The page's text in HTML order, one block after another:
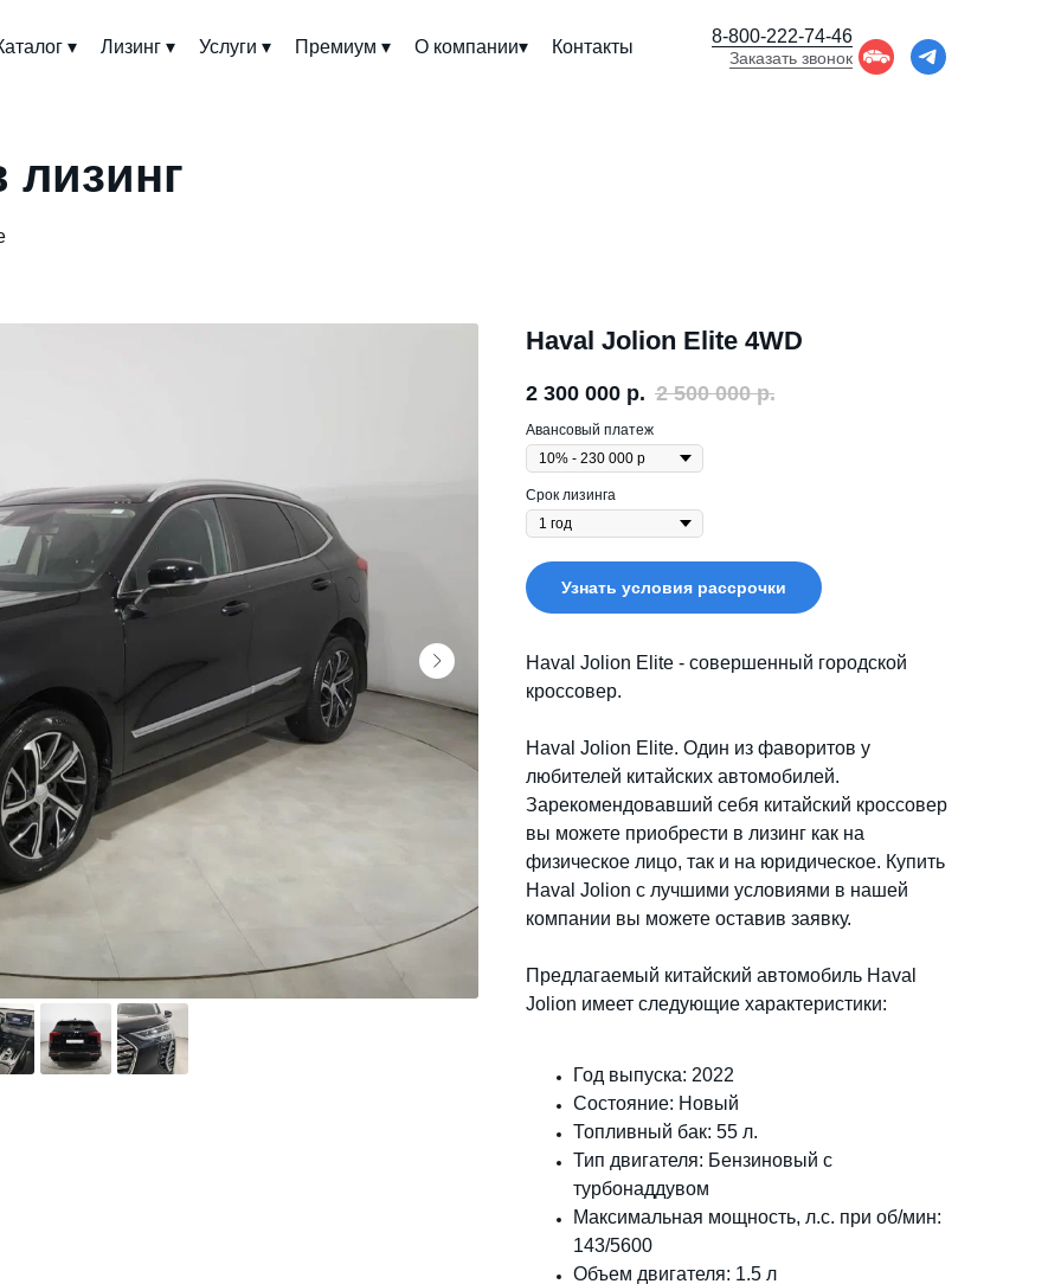
▾ Лизинг ▾ Услуги ▾ Премиум ▾ О компании▾ Контакты
8-800-222-74-46
Заказать звонок
лизинг
Haval Jolion Elite 4WD
2 300 000 р. 2 500 000 р.
Авансовый платеж
Срок лизинга
Узнать условия рассрочки
Haval Jolion Elite - совершенный городской
кроссовер.
Haval Jolion Elite. Один из фаворитов у
любителей китайских автомобилей.
Зарекомендовавший себя китайский кроссовер
вы можете приобрести в лизинг как на
физическое лицо, так и на юридическое. Купить
Haval Jolion с лучшими условиями в нашей
компании вы можете оставив заявку.
Предлагаемый китайский автомобиль Haval
Jolion имеет следующие характеристики:
Год выпуска: 2022
Состояние: Новый
Топливный бак: 55 л.
Тип двигателя: Бензиновый с
турбонаддувом
Максимальная мощность, л.с. при об/мин:
143/5600
Объем двигателя: 1.5 л